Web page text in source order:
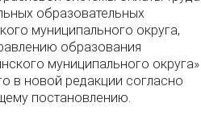
образовательных
муниципального округа,
образования
муниципального округа»
в новой редакции согласно
постановлению.